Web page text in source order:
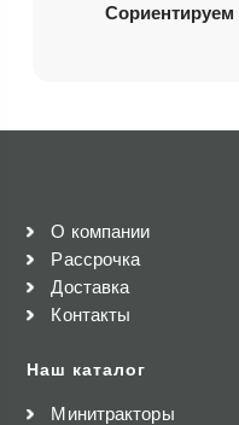
Сориентируем
О компании
Рассрочка
Доставка
Контакты
Наш каталог
Минитракторы